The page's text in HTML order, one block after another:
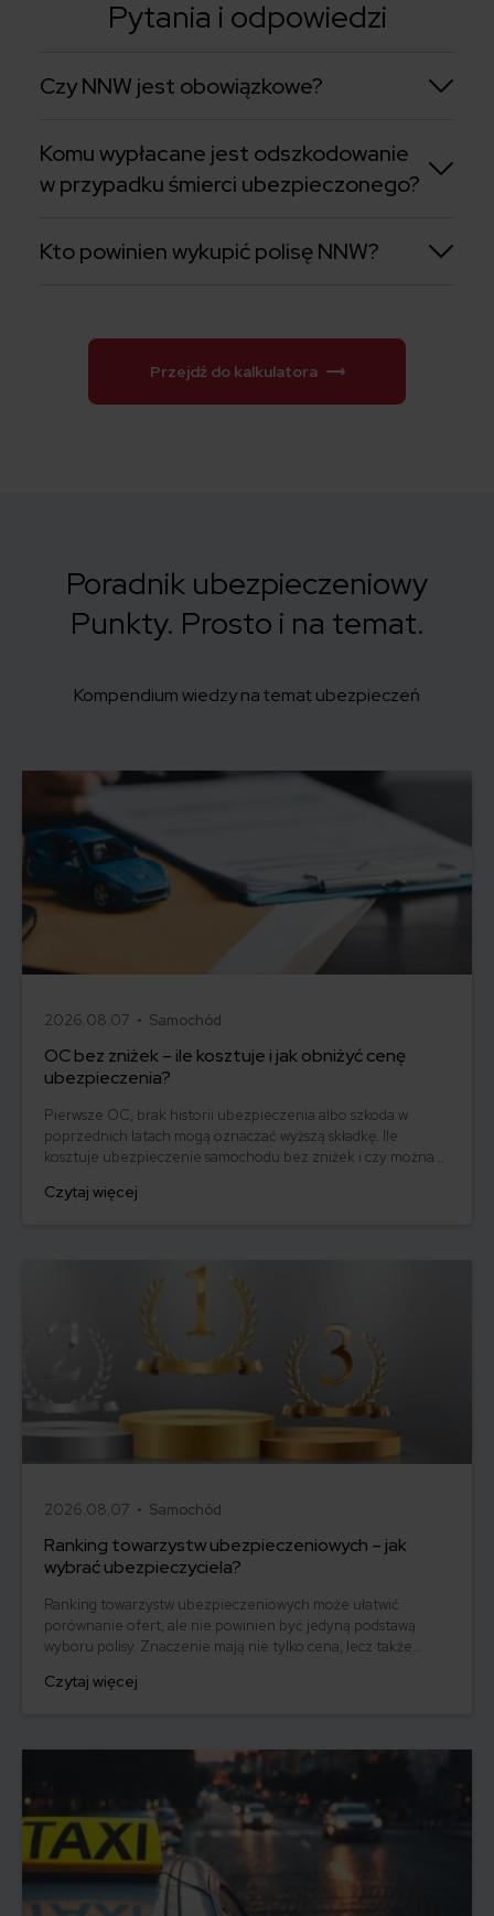
Pytania i odpowiedzi
Czy NNW jest obowiązkowe?
Komu wypłacane jest odszkodowanie
w przypadku śmierci ubezpieczonego?
Kto powinien wykupić polisę NNW?
Przejdź do kalkulatora
Poradnik ubezpieczeniowy
Punkty. Prosto i na temat.
Kompendium wiedzy na temat ubezpieczeń
2026.08.07 • Samochód
OC bez zniżek – ile kosztuje i jak obniżyć cenę
ubezpieczenia?
Pierwsze OC, brak historii ubezpieczenia albo szkoda w
poprzednich latach mogą oznaczać wyższą składkę. Ile
kosztuje ubezpieczenie samochodu bez zniżek i czy można
oceniają ryzyko i co wpływa na cenę polisy. Z artykułu dowiesz
Czytaj więcej
2026.08.07 • Samochód
Ranking towarzystw ubezpieczeniowych – jak
wybrać ubezpieczyciela?
Ranking towarzystw ubezpieczeniowych może ułatwić
porównanie ofert, ale nie powinien być jedyną podstawą
wyboru polisy. Znaczenie mają nie tylko cena, lecz także
likwidacji szkód. Sprawdź, jak czytać rankingi ubezpieczycieli,
Czytaj więcej